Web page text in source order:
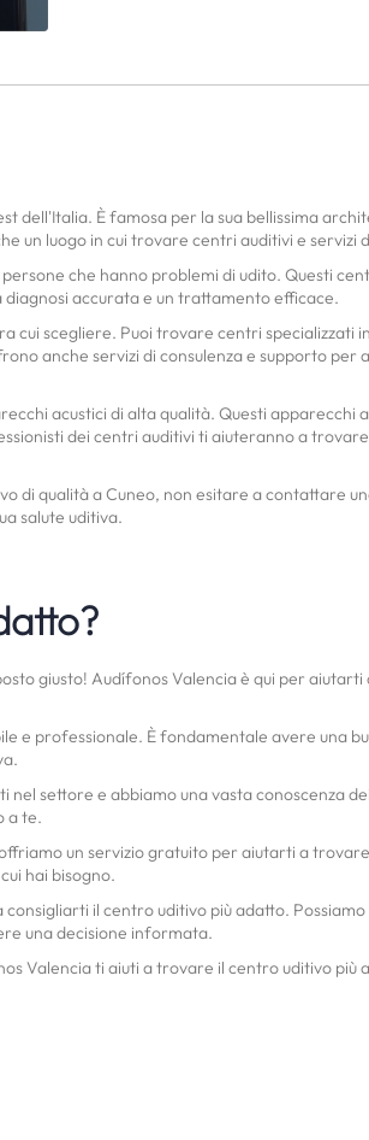
dell'Italia. È famosa per la sua bellissima
un luogo in cui trovare centri auditivi e servizi
che hanno problemi di udito. Questi
accurata e un trattamento efficace.
cui scegliere. Puoi trovare centri specializzati
anche servizi di consulenza e supporto per
acustici di alta qualità. Questi apparecchi
dei centri auditivi ti aiuteranno a
di qualità a Cuneo, non esitare a contattare
salute uditiva.
giusto! Audífonos Valencia è qui per
e professionale. È fondamentale avere una
settore e abbiamo una vasta conoscenza
a te.
un servizio gratuito per aiutarti a
hai bisogno.
il centro uditivo più adatto.
una decisione informata.
Valencia ti aiuti a trovare il centro uditivo più